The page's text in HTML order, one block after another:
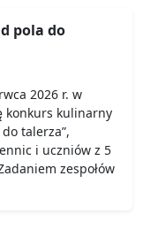
pola do
2026 r. w
konkurs kulinarny
talerza”,
i uczniów z 5
zespołów